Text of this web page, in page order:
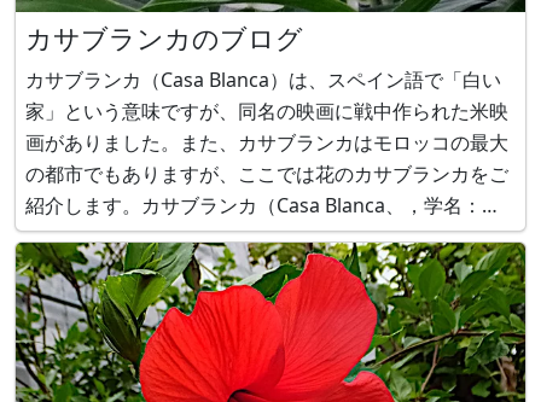
カサブランカのブログ
カサブランカ（Casa Blanca）は、スペイン語で「白い
家」という意味ですが、同名の映画に戦中作られた米映
画がありました。また、カサブランカはモロッコの最大
の都市でもありますが、ここでは花のカサブランカをご
紹介します。カサブランカ（Casa Blanca、，学名：
Lilium cv. Casa Blanca）は、．．．